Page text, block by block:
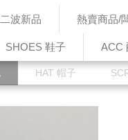
波新品 熱賣商品/
SHOES 鞋子 ACC
HAT 帽子